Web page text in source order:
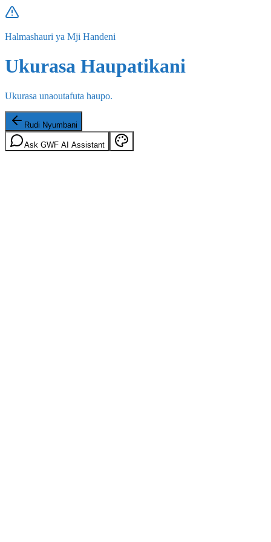
Halmashauri ya Mji Handeni
Ukurasa Haupatikani
Ukurasa unaoutafuta haupo.
Rudi Nyumbani
Ask GWF AI Assistant